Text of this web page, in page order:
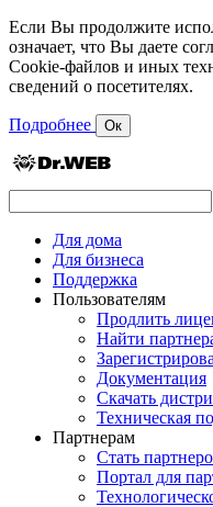
Если Вы продолжите
означает, что Вы даете
Cookie-файлов и иных
сведений о посетителях.
Подробнее Ок
Для дома
Для бизнеса
Поддержка
Пользователям
Продлить
Найти
Документация
Скачать
Техническая
Партнерам
Стать
Портал для